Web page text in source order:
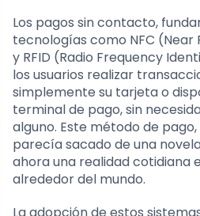
Los pagos sin contacto,
tecnologías como NFC (Near
y RFID (Radio Frequency
los usuarios realizar
simplemente su tarjeta o
terminal de pago, sin
alguno. Este método de
parecía sacado de una
ahora una realidad cotidiana
alrededor del mundo.